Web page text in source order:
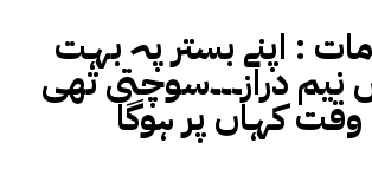
: اپنے بستر پہ بہت
نیم دراز۔۔۔سوچتی تھی
کہاں پر ہوگا